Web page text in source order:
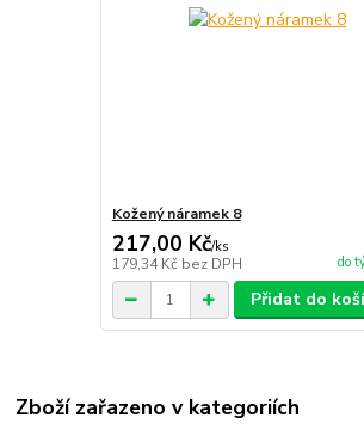
Kožený náramek 8
217,00 Kč/ks
179,34 Kč bez DPH do
Přidat do
Zboží zařazeno v kategoriích